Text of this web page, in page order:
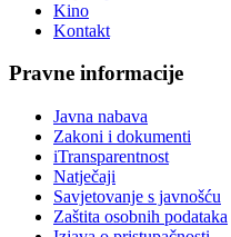
Kino
Kontakt
Pravne informacije
Javna nabava
Zakoni i dokumenti
iTransparentnost
Natječaji
Savjetovanje s javnošću
Zaštita osobnih podataka